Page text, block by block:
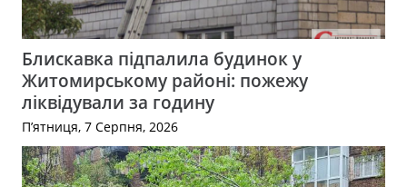
Блискавка підпалила будинок у
Житомирському районі: пожежу
ліквідували за годину
П’ятниця, 7 Серпня, 2026